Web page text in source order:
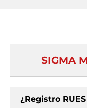
SIGMA
¿Registro